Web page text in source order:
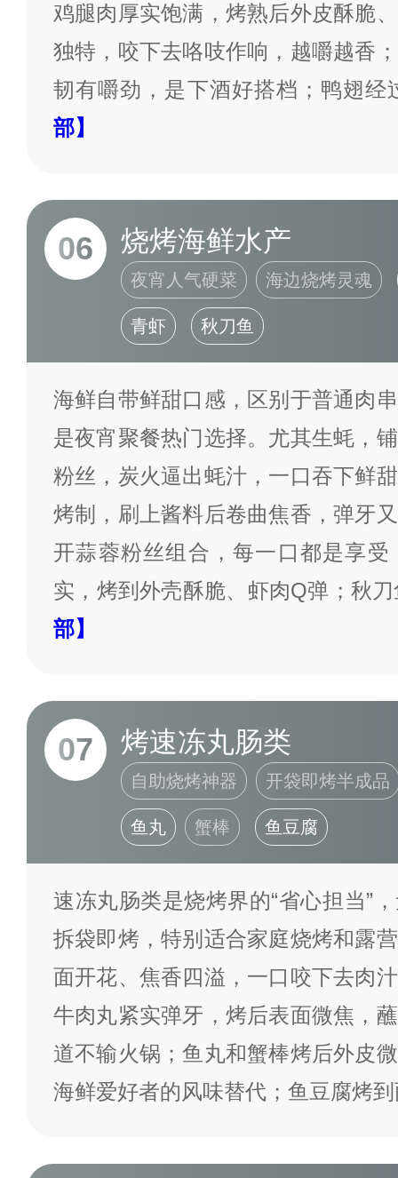
鸡腿肉厚实饱满，烤熟后外皮酥脆
独特，咬下去咯吱作响，越嚼越香
韧有嚼劲，是下酒好搭档；鸭翅经
部】
06 烧烤海鲜水产
夜宵人气硬菜 海边烧烤灵魂
青虾 秋刀鱼
海鲜自带鲜甜口感，区别于普通肉
是夜宵聚餐热门选择。尤其生蚝，
粉丝，炭火逼出蚝汁，一口吞下鲜
烤制，刷上酱料后卷曲焦香，弹牙
开蒜蓉粉丝组合，每一口都是享
实，烤到外壳酥脆、虾肉Q弹；秋
部】
07 烤速冻丸肠类
自助烧烤神器 开袋即烤半成品
鱼丸 蟹棒 鱼豆腐
速冻丸肠类是烧烤界的“省心担当”
拆袋即烤，特别适合家庭烧烤和露
面开花、焦香四溢，一口咬下去肉
牛肉丸紧实弹牙，烤后表面微焦，
道不输火锅；鱼丸和蟹棒烤后外皮
海鲜爱好者的风味替代；鱼豆腐烤